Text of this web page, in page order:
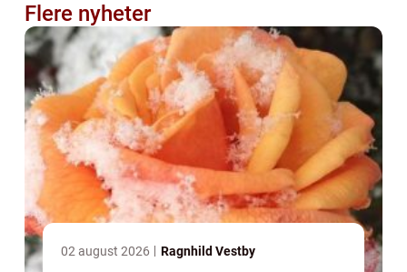
Flere nyheter
02 august 2026 Ragnhild Vestby